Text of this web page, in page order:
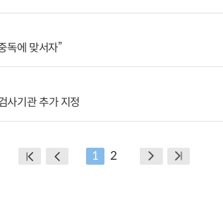
독에 맞서자”
사기관 추가 지정
1 2